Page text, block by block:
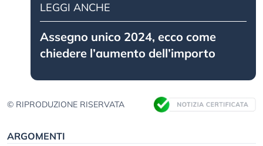
LEGGI ANCHE
Assegno unico 2024, ecco come
chiedere l’aumento dell’importo
© RIPRODUZIONE RISERVATA
ARGOMENTI